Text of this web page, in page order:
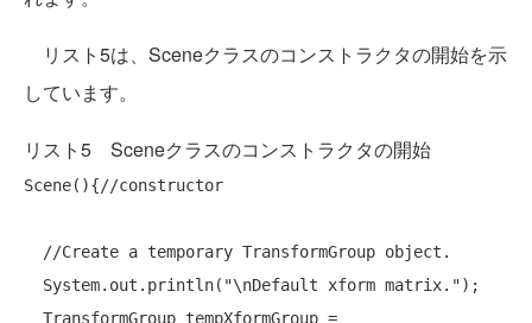
リスト5は、Sceneクラスのコンストラクタの開始を示
しています。
リスト5 Sceneクラスのコンストラクタの開始
Scene(){//constructor
//Create a temporary TransformGroup object.
  System.out.println(
"\nDefault xform matrix.");